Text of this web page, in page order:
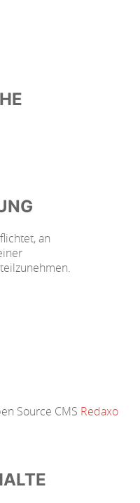
an
Source CMS Redaxo